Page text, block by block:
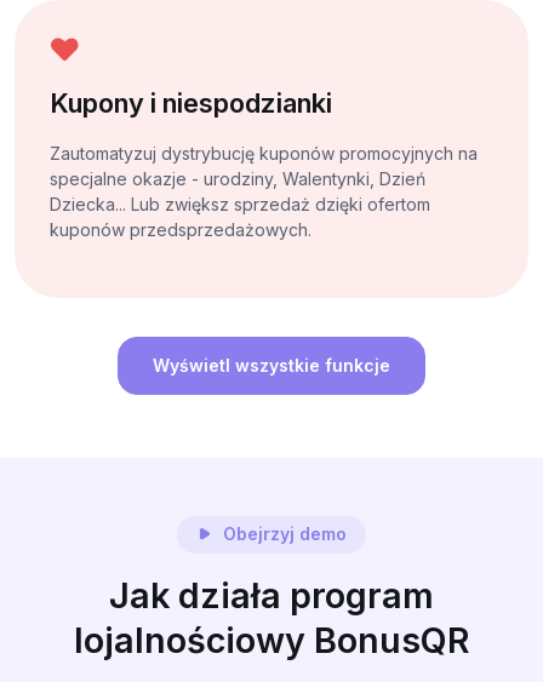
Kupony i niespodzianki
Zautomatyzuj dystrybucję kuponów promocyjnych na
specjalne okazje - urodziny, Walentynki, Dzień
Dziecka... Lub zwiększ sprzedaż dzięki ofertom
kuponów przedsprzedażowych.
Wyświetl wszystkie funkcje
Obejrzyj demo
Jak działa program
lojalnościowy BonusQR